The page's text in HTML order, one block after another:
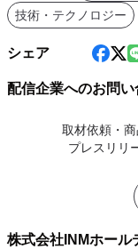
技術・テクノロジー
シェア
配信企業へのお問い
取材依頼・
プレスリリ
株式会社INMホー